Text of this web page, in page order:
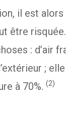
il est
être
: d’air
;
à 70%. (2)